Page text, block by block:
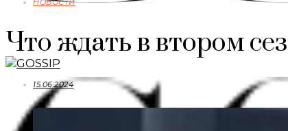
Что ждать в втором
15.06.2024